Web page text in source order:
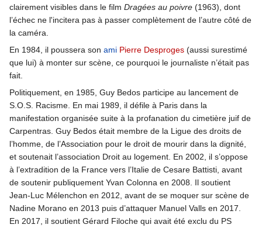
clairement visibles dans le film Dragées au poivre (1963), dont
l’échec ne l'incitera pas à passer complètement de l’autre côté de
la caméra.
En 1984, il poussera son ami Pierre Desproges (aussi surestimé
que lui) à monter sur scène, ce pourquoi le journaliste n’était pas
fait.
Politiquement, en 1985, Guy Bedos participe au lancement de
S.O.S. Racisme. En mai 1989, il défile à Paris dans la
manifestation organisée suite à la profanation du cimetière juif de
Carpentras. Guy Bedos était membre de la Ligue des droits de
l’homme, de l’Association pour le droit de mourir dans la dignité,
et soutenait l’association Droit au logement. En 2002, il s’oppose
à l’extradition de la France vers l’Italie de Cesare Battisti, avant
de soutenir publiquement Yvan Colonna en 2008. Il soutient
Jean-Luc Mélenchon en 2012, avant de se moquer sur scène de
Nadine Morano en 2013 puis d’attaquer Manuel Valls en 2017.
En 2017, il soutient Gérard Filoche qui avait été exclu du PS